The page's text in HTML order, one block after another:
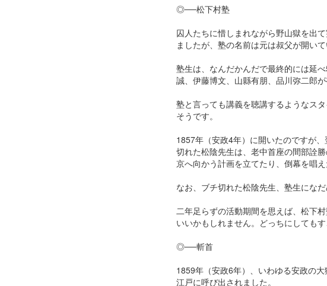
◎──松下村塾
囚人たちに惜しまれながら野山獄を出
ましたが、塾の名前は元は叔父が開い
塾生は、なんだかんだで最終的には延
誠、伊藤博文、山縣有朋、品川弥二郎が
塾と言っても講義を聴講するようなス
そうです。
1857年（安政4年）に開いたのですが
切れた松陰先生は、老中首座の間部詮
京へ向かう計画を立てたり、倒幕を唱
なお、ブチ切れた松陰先生、塾生にな
二年足らずの活動期間を思えば、松下
いいかもしれません。どっちにしてもす
◎──斬首
1859年（安政6年）、いわゆる安政の
江戸に呼び出されました。